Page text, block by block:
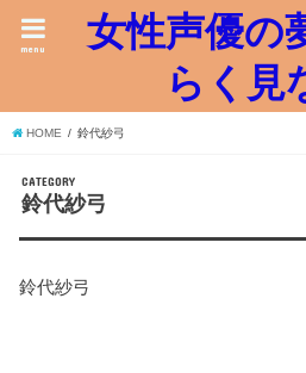
女性声優の
らく見
menu
HOME 鈴代紗弓
CATEGORY
鈴代紗弓
鈴代紗弓